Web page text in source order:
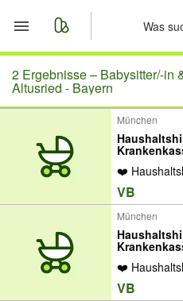
Start
Merkliste
Nachrichten
Anzeige aufgeben
2 Ergebnisse – Babysitter/-in
Altusried - Bayern
München
❤️
VB
München
❤️
VB